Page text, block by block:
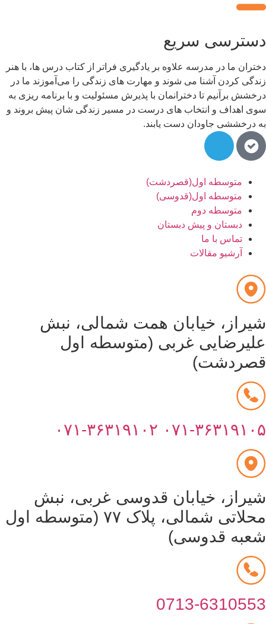
سریع
ما در مدرسه علاوه بر یادگیری فراتر از کتاب درس ها، با هنر
کردن آشنا می شوند و مهارت های زندگی را می‌آموزند ما در
برآنیم تا دخترانمان با پذیرش مسئولیت و با برنامه ریزی به
اهداف و انتخاب های درست در مسیر زندگی شان پیش بروند و
درخششی جاودان دست یابند.
متوسطه اول(قصردشت)
متوسطه اول(قدوسی)
متوسطه دوم
دبستان و پیش دبستان
تماس با ما
آرشیو مقالات
خیابان همت شمالی، نبش
غربی (متوسطه اول
۳۶۳۱۹۱۰۵ ۰۷۱-۳۶۳۱۹۱۰۲
خیابان قدوسی غربی، نبش
محلاتی شمالی، پلاک ۷۷ (متوسطه اول
قدوسی)
0713-